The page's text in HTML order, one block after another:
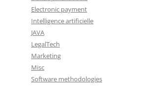
Electronic payment
Intelligence artificielle
JAVA
LegalTech
Marketing
Misc
Software methodologies